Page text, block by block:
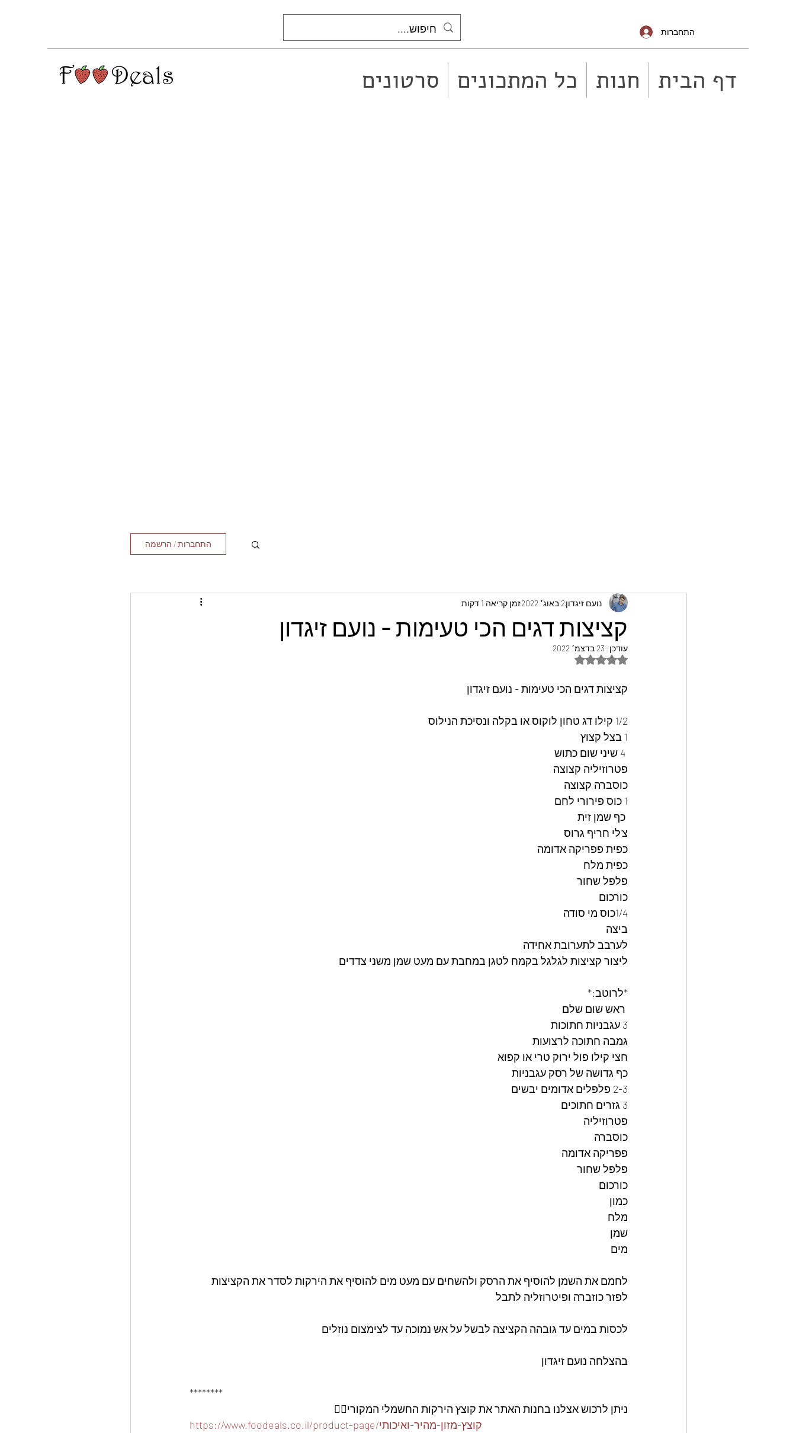
התחברות
דף הבית חנות כל המתכונים סרטונים
התחברות / הרשמה
קציצות דגים הכי טעימות - נועם זיגדון
נועם זיגדון2 באוג׳ 2022 זמן קריאה 1 דקות
עודכן: 23 בדצמ׳ 2022
דירוג של NaN מתוך 5 כוכבים
קציצות דגים הכי טעימות - נועם זיגדון
1/2 קילו דג טחון לוקוס או בקלה ונסיכת הנילוס
1 בצל קצוץ
פטרוזיליה קצוצה
כוסברה קצוצה
1 כוס פירורי לחם
צ'לי חריף גרוס
כפית פפריקה אדומה
כפית מלח
פלפל שחור
כורכום
1/4כוס מי סודה
ביצה
לערבב לתערובת אחידה
ליצור קציצות לגלגל בקמח לטגן במחבת עם מעט שמן משני צדדים
*לרוטב:*
3 עגבניות חתוכות
גמבה חתוכה לרצועות
חצי קילו פול ירוק טרי או קפוא
כף גדושה של רסק עגבניות
2-3 פלפלים אדומים יבשים
3 גזרים חתוכים
פטרוזיליה
כוסברה
פפריקה אדומה
פלפל שחור
כורכום
כמון
מלח
שמן
מים
לחמם את השמן להוסיף את הרסק ולהשחים עם מעט מים להוסיף את הירקות לסדר את הקציצות
לפזר כוזברה ופיטרוזליה לתבל
לכסות במים עד גובהה הקציצה לבשל על אש נמוכה עד לצימצום נוזלים
בהצלחה נועם זיגדון
********
ניתן לרכוש אצלנו בחנות האתר את קוצץ הירקות החשמלי המקורי👇🏽
https://www.foodeals.co.il/product-page/קוצץ-מזון-מהיר-ואיכותי